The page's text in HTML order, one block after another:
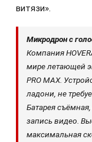
витязи».
Микродрон с
Компания
мире летающей
PRO MAX.
ладони, не
Батарея
запись видео.
максимальная